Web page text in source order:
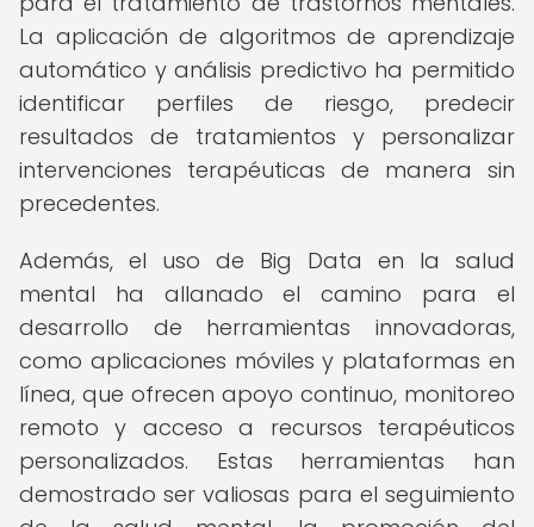
La aplicación de algoritmos de aprendizaje
automático y análisis predictivo ha permitido
identificar perfiles de riesgo, predecir
resultados de tratamientos y personalizar
intervenciones terapéuticas de manera sin
precedentes.
Además, el uso de Big Data en la salud
mental ha allanado el camino para el
desarrollo de herramientas innovadoras,
como aplicaciones móviles y plataformas en
línea, que ofrecen apoyo continuo, monitoreo
remoto y acceso a recursos terapéuticos
personalizados. Estas herramientas han
demostrado ser valiosas para el seguimiento